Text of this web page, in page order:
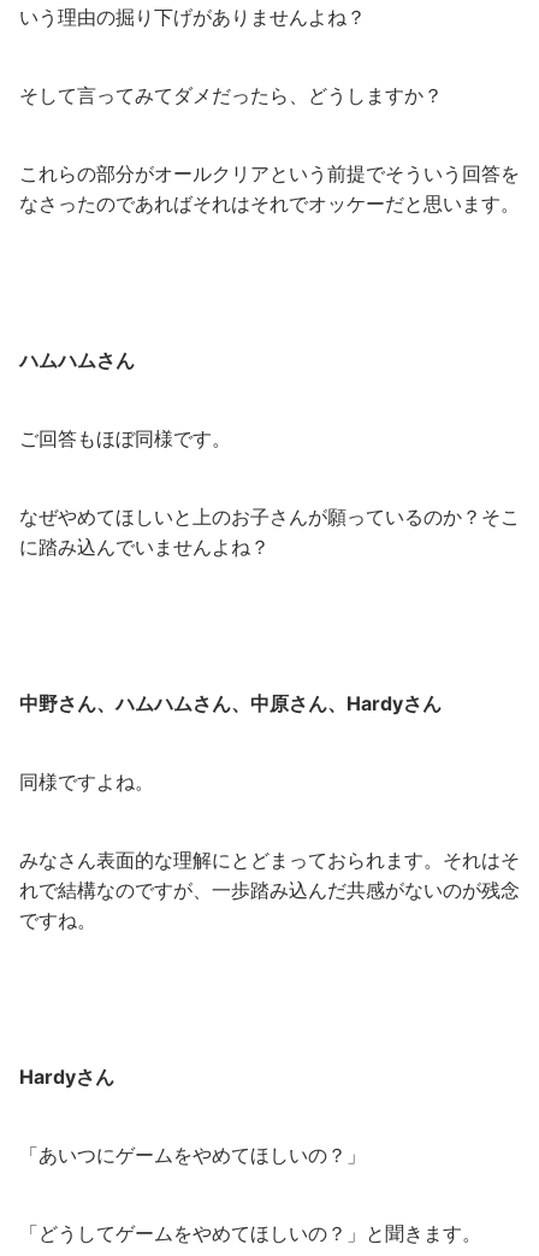
いう理由の掘り下げがありませんよね？
そして言ってみてダメだったら、どうしますか？
これらの部分がオールクリアという前提でそういう回答を
なさったのであればそれはそれでオッケーだと思います。
ハムハムさん
ご回答もほぼ同様です。
なぜやめてほしいと上のお子さんが願っているのか？そこ
に踏み込んでいませんよね？
中野さん、ハムハムさん、中原さん、Hardyさん
同様ですよね。
みなさん表面的な理解にとどまっておられます。それはそ
れで結構なのですが、一歩踏み込んだ共感がないのが残念
ですね。
Hardyさん
「あいつにゲームをやめてほしいの？」
「どうしてゲームをやめてほしいの？」と聞きます。